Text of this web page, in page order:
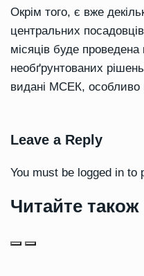
Окрім того, є вже
центральних
місяців буде проведена
необґрунтованих
видані МСЕК, особливо
Leave a Reply
You must be logged in to
Читайте також